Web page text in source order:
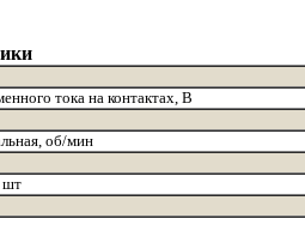
тока на контактах, В
об/мин
шт